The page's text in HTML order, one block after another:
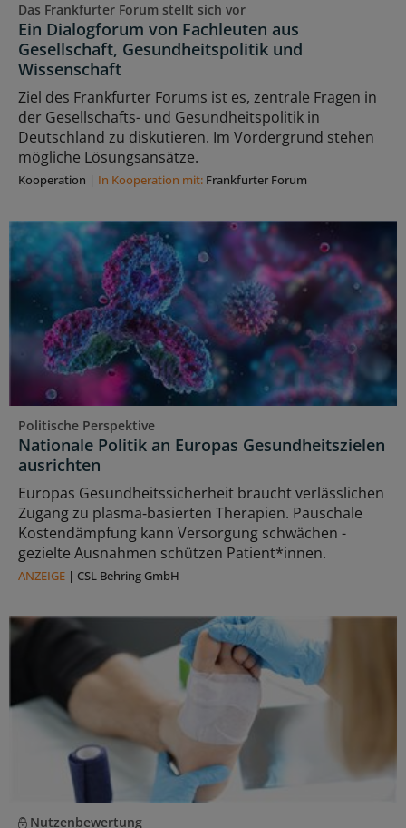
Das Frankfurter Forum stellt sich vor
Ein Dialogforum von Fachleuten aus
Gesellschaft, Gesundheitspolitik und
Wissenschaft
Ziel des Frankfurter Forums ist es, zentrale Fragen in
der Gesellschafts- und Gesundheitspolitik in
Deutschland zu diskutieren. Im Vordergrund stehen
mögliche Lösungsansätze.
Kooperation | In Kooperation mit: Frankfurter Forum
Politische Perspektive
Nationale Politik an Europas Gesundheitszielen
ausrichten
Europas Gesundheitssicherheit braucht verlässlichen
Zugang zu plasma‑basierten Therapien. Pauschale
Kostendämpfung kann Versorgung schwächen -
gezielte Ausnahmen schützen Patient*innen.
ANZEIGE | CSL Behring GmbH
Nutzenbewertung